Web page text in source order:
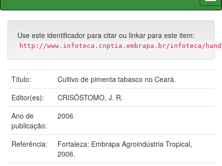
Use este identificador para citar ou linkar para este item:
http://www.infoteca.cnptia.embrapa.br/infoteca/
Título:
Cultivo de pimenta tabasco no Ceará.
Editor(es):
CRISÓSTOMO, J. R.
Ano de
publicação:
2006
Referência:
Fortaleza: Embrapa Agroindústria Tropical,
2006.